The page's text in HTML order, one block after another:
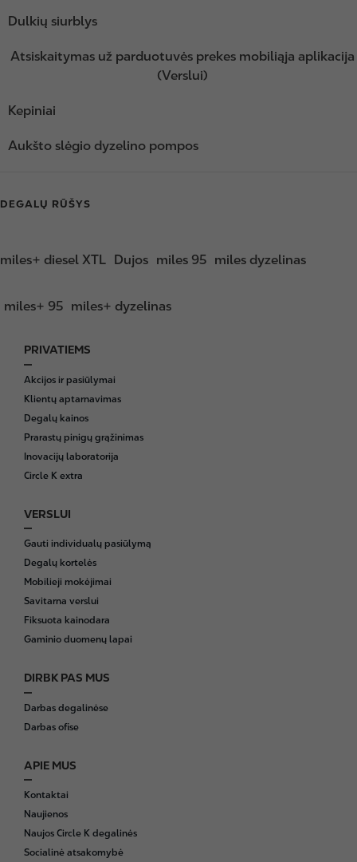
Dulkių siurblys
Atsiskaitymas už parduotuvės prekes mobiliąja aplikacija
(Verslui)
Kepiniai
Aukšto slėgio dyzelino pompos
DEGALŲ RŪŠYS
miles+ diesel XTL Dujos miles 95 miles dyzelinas
miles+ 95 miles+ dyzelinas
F
o
o
t
e
r
PRIVATIEMS
Akcijos ir pasiūlymai
Klientų aptarnavimas
Degalų kainos
Prarastų pinigų grąžinimas
Inovacijų laboratorija
Circle K extra
VERSLUI
Gauti individualų pasiūlymą
Degalų kortelės
Mobilieji mokėjimai
Savitarna verslui
Fiksuota kainodara
Gaminio duomenų lapai
DIRBK PAS MUS
Darbas degalinėse
Darbas ofise
APIE MUS
Kontaktai
Naujienos
Naujos Circle K degalinės
Socialinė atsakomybė